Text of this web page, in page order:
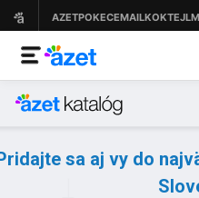
sa aj vy do